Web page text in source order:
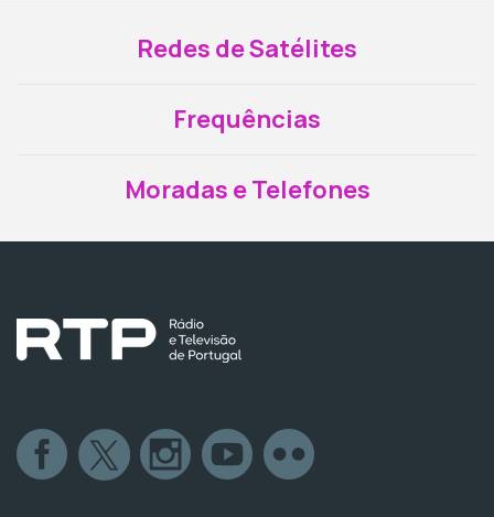
Redes de Satélites
Frequências
Moradas e Telefones